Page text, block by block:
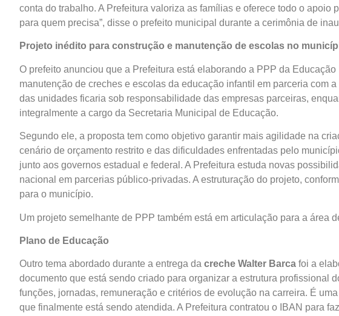
conta do trabalho. A Prefeitura valoriza as famílias e oferece todo o
para quem precisa”, disse o prefeito municipal durante a cerimônia de
Projeto inédito para construção e manutenção de escolas no
O prefeito anunciou que a Prefeitura está elaborando a PPP da
manutenção de creches e escolas da educação infantil em parceria com
das unidades ficaria sob responsabilidade das empresas parceiras,
integralmente a cargo da Secretaria Municipal de Educação.
Segundo ele, a proposta tem como objetivo garantir mais agilidade na
cenário de orçamento restrito e das dificuldades enfrentadas pelo
junto aos governos estadual e federal. A Prefeitura estuda novas
nacional em parcerias público-privadas. A estruturação do projeto,
para o município.
Um projeto semelhante de PPP também está em articulação para a área
Plano de Educação
Outro tema abordado durante a entrega da creche Walter Barca foi a
documento que está sendo criado para organizar a estrutura profissional
funções, jornadas, remuneração e critérios de evolução na carreira. É
que finalmente está sendo atendida. A Prefeitura contratou o IBAN para